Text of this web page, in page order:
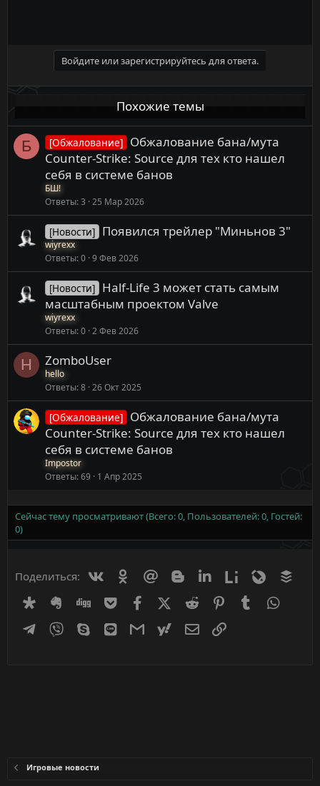
Войдите или зарегистрируйтесь для ответа.
Похожие темы
Б [Обжалование] Обжалование бана/мута
Counter-Strike: Source для тех кто нашел
себя в системе банов
БШ!
Ответы 3 25 Мар 2026
[Новости] Появился трейлер "Миньнов 3"
wiyrexx
Ответы 0 9 Фев 2026
[Новости] Half-Life 3 может стать самым
масштабным проектом Valve
wiyrexx
Ответы 0 2 Фев 2026
H ZomboUser
hello
Ответы 8 26 Окт 2025
[Обжалование] Обжалование бана/мута
Counter-Strike: Source для тех кто нашел
себя в системе банов
Impostor
Ответы 69 1 Апр 2025
Сейчас тему просматривают (Всего: 0, Пользователей: 0, Гостей:
0)
Поделиться: ВконтактеОдноклассники
Mail.ru BloggerLinkedinLiveinternet
Livejournal
DiasporaEvernoteDigg GetpocketFacebookX (Twitter)
Reddit PinterestTumblr
Telegram
Viber Skype Line GmailyahoomailЭлектронная почта
Игровые новости